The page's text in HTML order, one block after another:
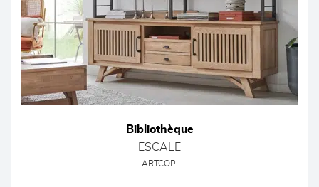
Bibliothèque
ESCALE
ARTCOPI